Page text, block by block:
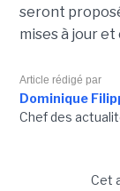
seront
mises à jour
Article rédigé par
Dominique
Chef des
Cet